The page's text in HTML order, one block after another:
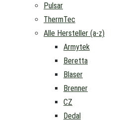
Pulsar
ThermTec
Alle Hersteller (a-z)
Armytek
Beretta
Blaser
Brenner
CZ
Dedal